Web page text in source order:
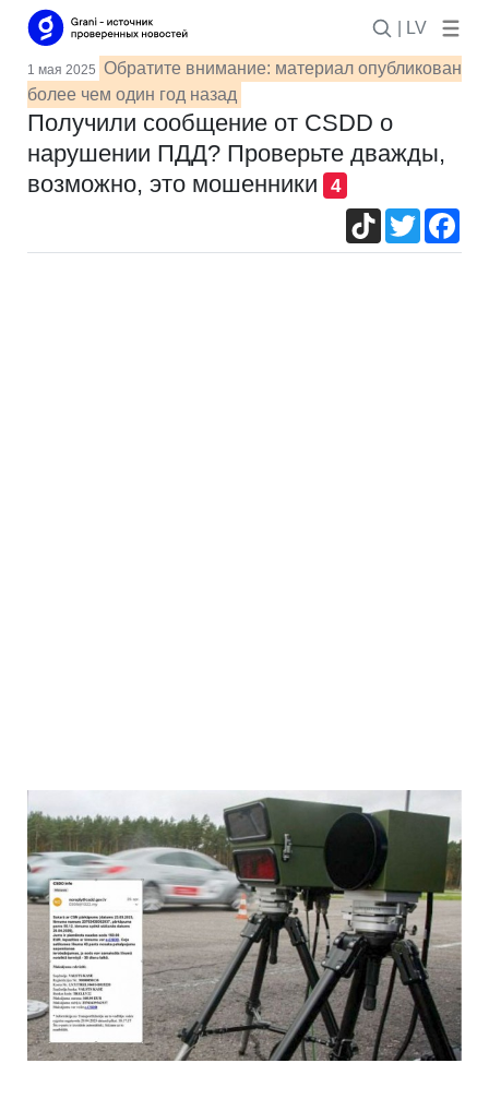
| LV
1 мая 2025 Обратите внимание: материал опубликован
более чем один год назад
Получили сообщение от CSDD о
нарушении ПДД? Проверьте дважды,
возможно, это мошенники
4
TikTokTwitter